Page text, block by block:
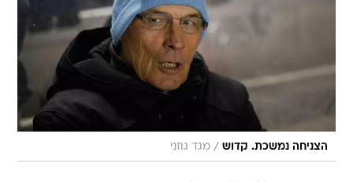
הצניחה נמשכת. קדוש / מגד גוזני